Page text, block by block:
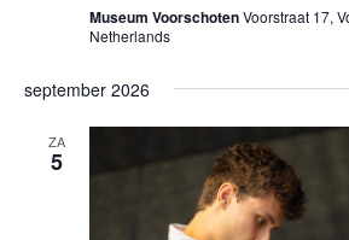
Museum VoorschotenVoorstraat 17,
Netherlands
september 2026
ZA
5